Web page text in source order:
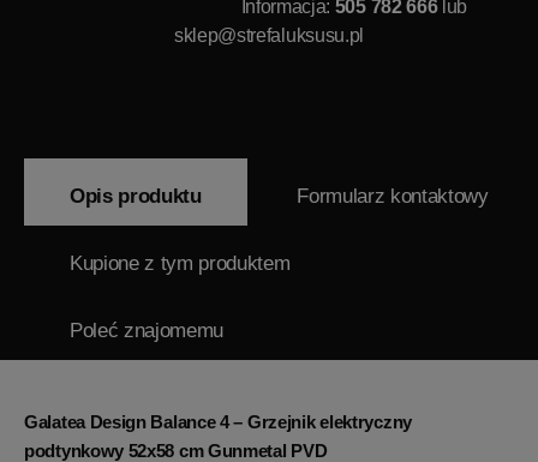
Informacja: 505 782 666lub
sklep@strefaluksusu.pl
Opis produktu Formularz kontaktowy
Kupione z tym produktem
Poleć znajomemu
Galatea Design Balance 4 – Grzejnik elektryczny
podtynkowy 52x58 cm Gunmetal PVD